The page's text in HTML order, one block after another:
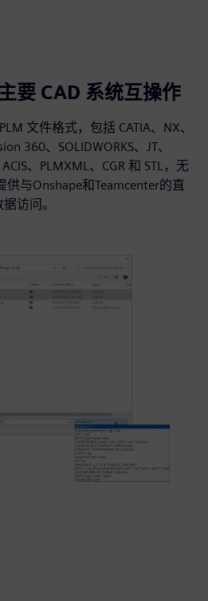
要 CAD 系统互操作
文件格式，包括 CATIA、NX、
360、SOLIDWORKS、JT、
、PLMXML、CGR 和 STL，无
与Onshape和Teamcenter的直
访问。